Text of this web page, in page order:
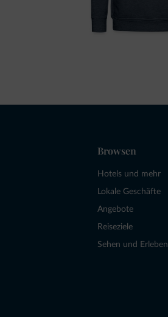
Browsen
Hotels und mehr
Lokale Geschäfte
Angebote
Reiseziele
Sehen und Erleben